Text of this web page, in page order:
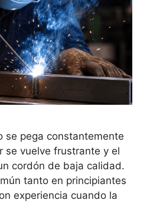
se pega constantemente
se vuelve frustrante y el
cordón de baja calidad.
tanto en principiantes
experiencia cuando la